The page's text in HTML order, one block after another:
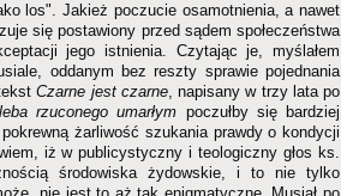
los". Jakież poczucie osamotnienia, a nawet
się postawiony przed sądem społeczeństwa
jego istnienia. Czytając je, myślałem
oddanym bez reszty sprawie pojednania
Czarne jest czarne, napisany w trzy lata po
rzuconego umarłym poczułby się bardziej
żarliwość szukania prawdy o kondycji
iż w publicystyczny i teologiczny głos ks.
środowiska żydowskie, i to nie tylko